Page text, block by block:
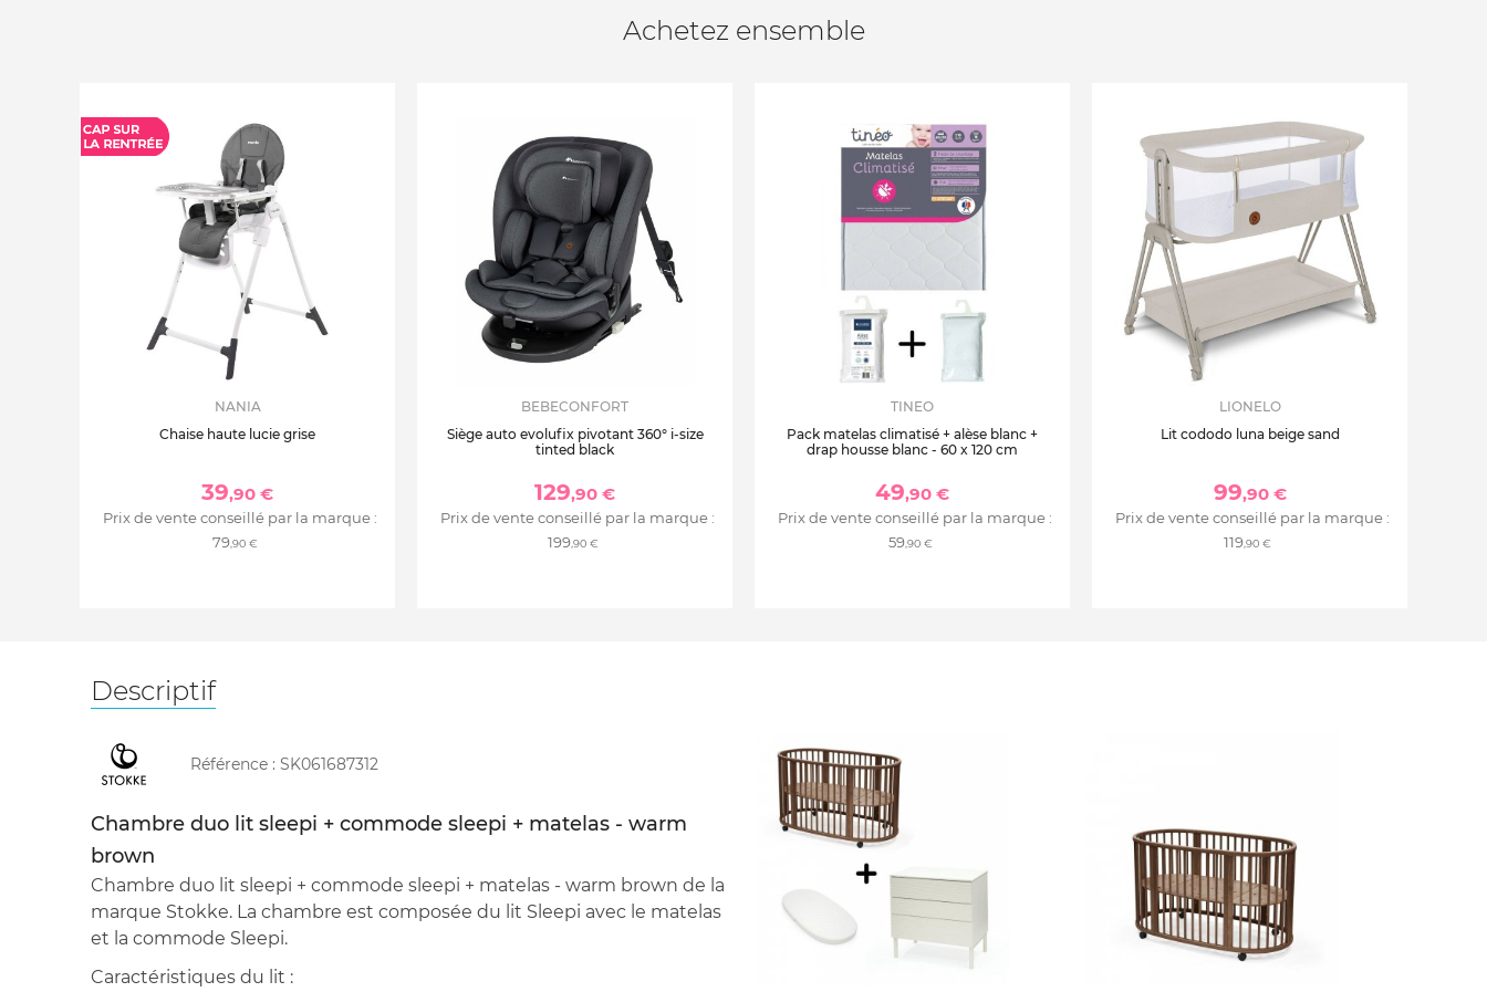
Achetez ensemble
NANIA
Chaise haute lucie grise
39,90 €
Prix de vente conseillé par la marque :
79,90 €
BEBECONFORT
Siège auto evolufix pivotant 360° i-size
tinted black
129,90 €
Prix de vente conseillé par la marque :
199,90 €
TINEO
Pack matelas climatisé + alèse blanc +
drap housse blanc - 60 x 120 cm
49,90 €
Prix de vente conseillé par la marque :
59,90 €
LIONELO
Lit cododo luna beige sand
99,90 €
Prix de vente conseillé par la marque :
119,90 €
Descriptif
Référence : SK061687312
Chambre duo lit sleepi + commode sleepi + matelas - warm
brown
Chambre duo lit sleepi + commode sleepi + matelas - warm brown de la
marque Stokke. La chambre est composée du lit Sleepi avec le matelas
et la commode Sleepi.
Caractéristiques du lit :